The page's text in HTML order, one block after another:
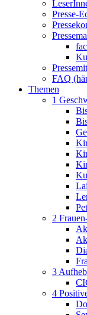
Presse-
FAQ
Themen
1
2
3
4